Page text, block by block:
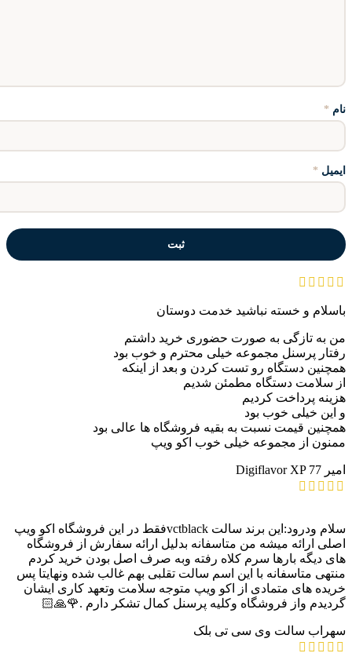
نام *
ایمیل *
باسلام و خسته نباشید خدمت دوستان
من به تازگی به صورت حضوری خرید داشتم
رفتار پرسنل مجموعه خیلی محترم و خوب بود
همچنین دستگاه رو تست کردن و بعد از اینکه
از سلامت دستگاه مطمئن شدیم
هزینه پرداخت کردیم
و این خیلی خوب بود
همچنین قیمت نسبت به بقیه فروشگاه ها عالی بود
ممنون از مجموعه خیلی خوب اکو ویپ
امیر Digiflavor XP 77
سلام ودرود:این برند سالت vctblackفقط در این فروشگاه اکو ویپ
اصلی ارائه میشه من متاسفانه بدلیل ارائه سفارش از فروشگاه
های دیگه بارها سرم کلاه رفته وبه صرف اصل بودن خرید کردم
منتهی متاسفانه با این اسم سالت تقلبی بهم غالب شده ونهایتا پس
خریده های متمادی از اکو ویپ متوجه سلامت وتعهد کاری ایشان
گردیدم واز فروشگاه وکلیه پرسنل کمال تشکر دارم .🌹🙏🏻
سهراب سالت وی سی تی بلک